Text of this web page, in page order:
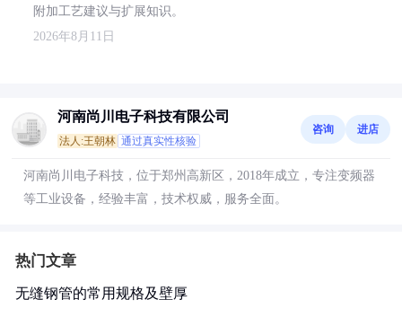
附加工艺建议与扩展知识。
2026年8月11日
河南尚川电子科技有限公司
法人:王朝林 通过真实性核验
咨询 进店
河南尚川电子科技，位于郑州高新区，2018年成立，专注变频器
等工业设备，经验丰富，技术权威，服务全面。
热门文章
无缝钢管的常用规格及壁厚